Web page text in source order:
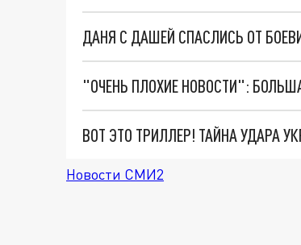
ДАНЯ С ДАШЕЙ СПАСЛИСЬ ОТ
ВОТ ЭТО ТРИЛЛЕР! ТАЙНА УДАРА
Новости СМИ2